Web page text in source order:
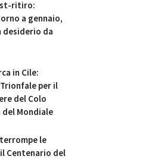
ritiro:
a gennaio,
desiderio da
in Cile:
per il
del Colo
del Mondiale
le
Centenario del